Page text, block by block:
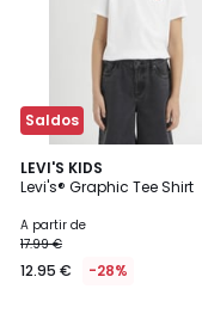
Saldos
LEVI'S KIDS
Levi's® Graphic Tee Shirt
A partir de
17.99 €
12.95 € -28%
5
/
2
Cores